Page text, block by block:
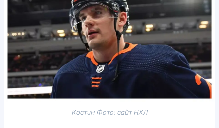
Костин Фото: сайт НХЛ